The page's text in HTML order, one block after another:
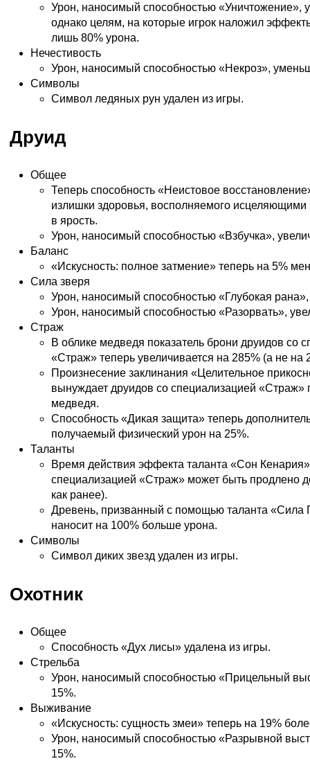
Урон, наносимый способностью «Уничтожение»,
однако целям, на которые игрок наложил
лишь 80% урона.
Нечестивость
Урон, наносимый способностью «Некроз»,
Символы
Символ ледяных рун удален из игры.
Друид
Общее
Теперь способность «Неистовое
излишки здоровья, восполняемого исцеляющими
в ярость.
Урон, наносимый способностью «Взбучка»,
Баланс
«Искусность: полное затмение» теперь на 5%
Сила зверя
Урон, наносимый способностью «Глубокая
Урон, наносимый способностью «Разорвать»,
Страж
В облике медведя показатель брони друидов со
«Страж» теперь увеличивается на 285% (а не на
Произнесение заклинания «Целительное
вынуждает друидов со специализацией «Страж»
медведя.
Способность «Дикая защита» теперь
получаемый физический урон на 25%.
Таланты
Время действия эффекта таланта «Сон
специализацией «Страж» может быть продлено
как ранее).
Древень, призванный с помощью таланта «Сила
наносит на 100% больше урона.
Символы
Символ диких звезд удален из игры.
Охотник
Общее
Способность «Дух лисы» удалена из игры.
Стрельба
Урон, наносимый способностью «Прицельный
15%.
Выживание
«Искусность: сущность змеи» теперь на 19%
Урон, наносимый способностью «Разрывной
15%.